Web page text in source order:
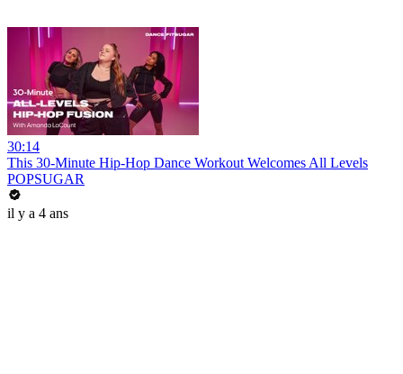
30:14
This 30-Minute Hip-Hop Dance Workout Welcomes All Levels
POPSUGAR
il y a 4 ans